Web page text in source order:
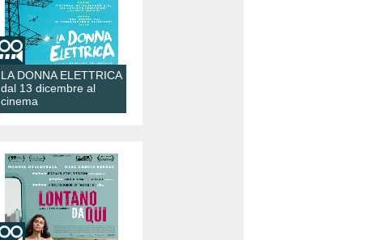
LA DONNA ELETTRICA
dal 13 dicembre al
cinema